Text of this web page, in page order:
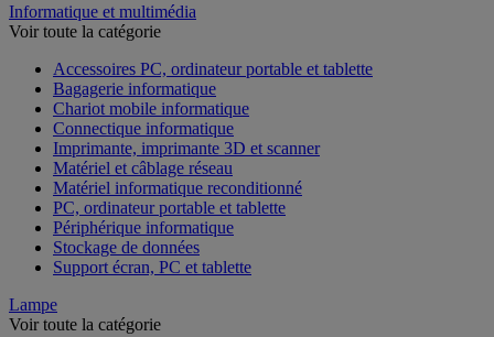
Informatique et multimédia
Voir toute la catégorie
Accessoires PC, ordinateur portable et tablette
Bagagerie informatique
Chariot mobile informatique
Connectique informatique
Imprimante, imprimante 3D et scanner
Matériel et câblage réseau
Matériel informatique reconditionné
PC, ordinateur portable et tablette
Périphérique informatique
Stockage de données
Support écran, PC et tablette
Lampe
Voir toute la catégorie